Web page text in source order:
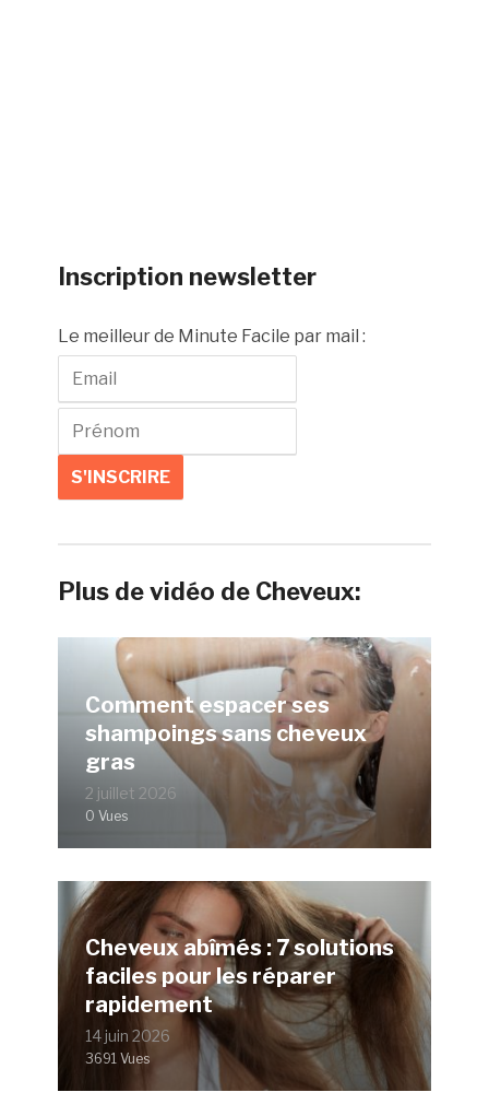
Inscription newsletter
Le meilleur de Minute Facile par mail :
Plus de vidéo de Cheveux:
Comment espacer ses
shampoings sans cheveux
gras
2 juillet 2026
0 Vues
Cheveux abîmés : 7 solutions
faciles pour les réparer
rapidement
14 juin 2026
3691 Vues